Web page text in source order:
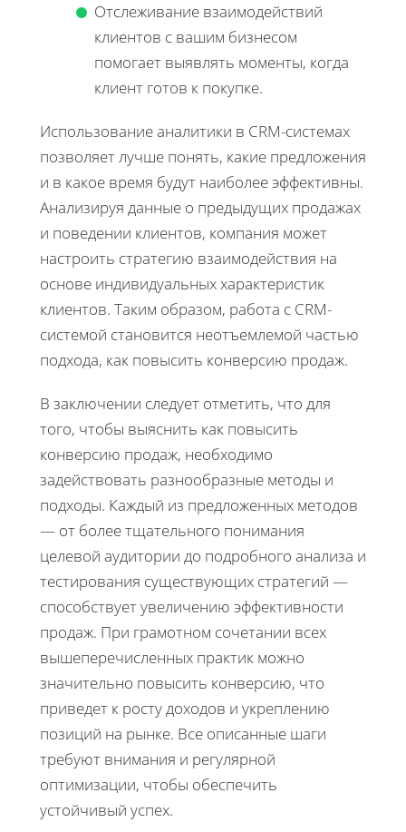
Отслеживание взаимодействий
клиентов с вашим бизнесом
помогает выявлять моменты, когда
клиент готов к покупке.
Использование аналитики в CRM-системах
позволяет лучше понять, какие предложения
и в какое время будут наиболее эффективны.
Анализируя данные о предыдущих продажах
и поведении клиентов, компания может
настроить стратегию взаимодействия на
основе индивидуальных характеристик
клиентов. Таким образом, работа с CRM-
системой становится неотъемлемой частью
подхода, как повысить конверсию продаж.
В заключении следует отметить, что для
того, чтобы выяснить как повысить
конверсию продаж, необходимо
задействовать разнообразные методы и
подходы. Каждый из предложенных методов
— от более тщательного понимания
целевой аудитории до подробного анализа и
тестирования существующих стратегий —
способствует увеличению эффективности
продаж. При грамотном сочетании всех
вышеперечисленных практик можно
значительно повысить конверсию, что
приведет к росту доходов и укреплению
позиций на рынке. Все описанные шаги
требуют внимания и регулярной
оптимизации, чтобы обеспечить
устойчивый успех.